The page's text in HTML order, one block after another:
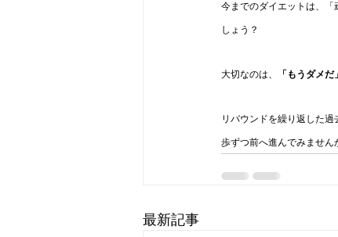
今までのダイエットは、
しょう？
大切なのは、 「もうダメ
リバウンドを繰り返した
歩ずつ前へ進んでみません
最新記事